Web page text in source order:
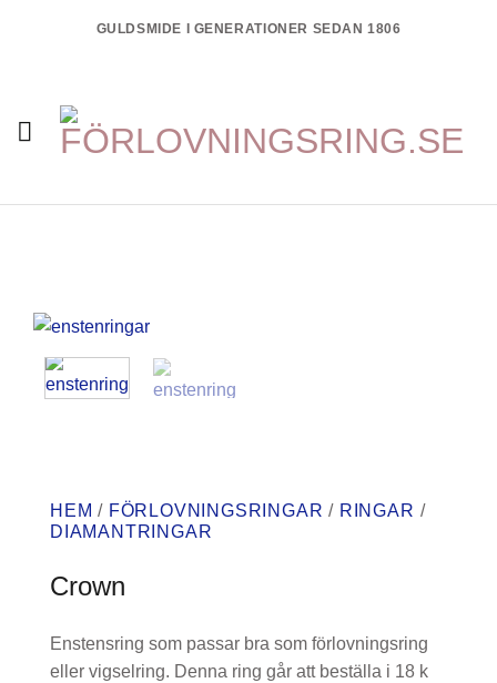
GULDSMIDE I GENERATIONER SEDAN 1806
HEM / FÖRLOVNINGSRINGAR / RINGAR /
DIAMANTRINGAR
Crown
Enstensring som passar bra som förlovningsring
eller vigselring. Denna ring går att beställa i 18 k